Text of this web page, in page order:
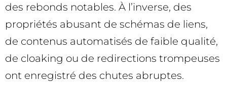
des rebonds notables. À l’inverse, des
propriétés abusant de schémas de liens,
de contenus automatisés de faible qualité,
de cloaking ou de redirections trompeuses
ont enregistré des chutes abruptes.